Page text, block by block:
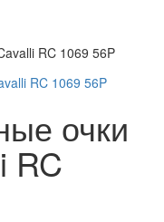
RC 1069 56P
очки
RC